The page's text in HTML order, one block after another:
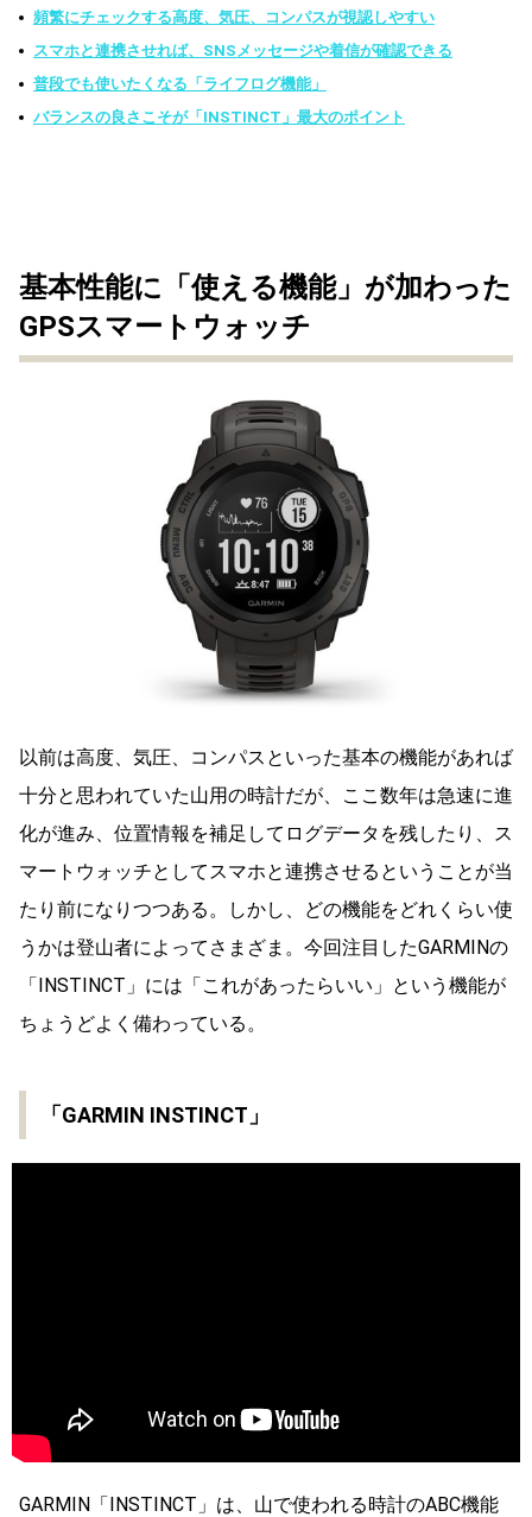
頻繁にチェックする高度、気圧、コンパスが視認しやすい
スマホと連携させれば、SNSメッセージや着信が確認できる
普段でも使いたくなる「ライフログ機能」
バランスの良さこそが「INSTINCT」最大のポイント
基本性能に「使える機能」が加わった
GPSスマートウォッチ
以前は高度、気圧、コンパスといった基本の機能があれば
十分と思われていた山用の時計だが、ここ数年は急速に進
化が進み、位置情報を補足してログデータを残したり、ス
マートウォッチとしてスマホと連携させるということが当
たり前になりつつある。しかし、どの機能をどれくらい使
うかは登山者によってさまざま。今回注目したGARMINの
「INSTINCT」には「これがあったらいい」という機能が
ちょうどよく備わっている。
「GARMIN INSTINCT」
GARMIN「INSTINCT」は、山で使われる時計のABC機能